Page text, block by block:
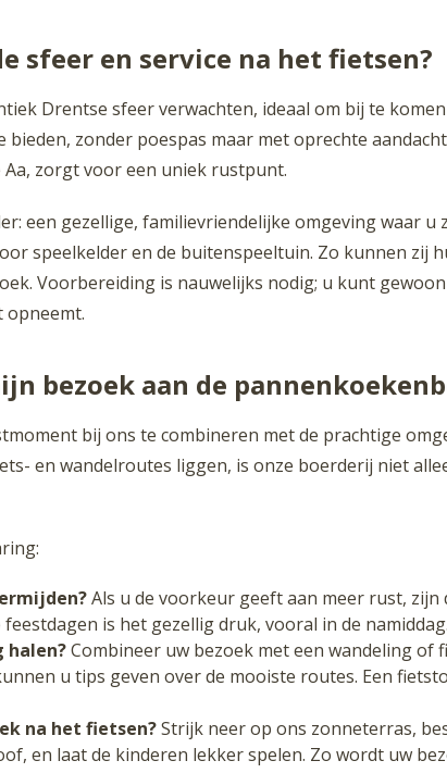
sfeer en service na het fietsen?
Drentse sfeer verwachten, ideaal om bij te
zonder poespas maar met oprechte
zorgt voor een uniek rustpunt.
een gezellige, familievriendelijke omgeving waar
speelkelder en de buitenspeeltuin. Zo kunnen zij
Voorbereiding is nauwelijks nodig; u kunt
opneemt.
bezoek aan de
bij ons te combineren met de prachtige
en wandelroutes liggen, is onze boerderij niet
Als u de voorkeur geeft aan meer rust,
is het gezellig druk, vooral in de namiddag.
halen?Combineer uw bezoek met een wandeling
u tips geven over de mooiste routes. Een
na het fietsen?Strijk neer op ons zonneterras,
en laat de kinderen lekker spelen. Zo wordt uw